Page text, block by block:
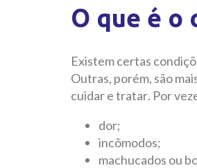
O que é o
Existem certas
Outras, porém, são
cuidar e tratar. Por
dor;
incômodos;
machucados ou